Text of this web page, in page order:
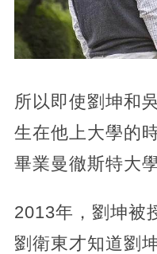
所以即使劉坤和
生在他上大學的
畢業曼徹斯特大
2013年，劉坤被
劉衛東才知道劉